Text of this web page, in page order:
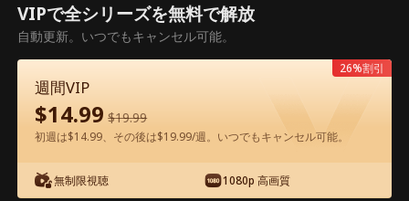
こちらは有料のエピソードです。視
聴いただくには解放が必要です。
60今すぐ解放
アプリ内で無料視聴可能
VIPで全シリーズを無料で解放
自動更新。いつでもキャンセル可能。
週間VIP
$14.99 $19.99
初週は$14.99、その後は$19.99/週。いつでもキャンセル可能。
無制限視聴 1080p 高画質
26%割引